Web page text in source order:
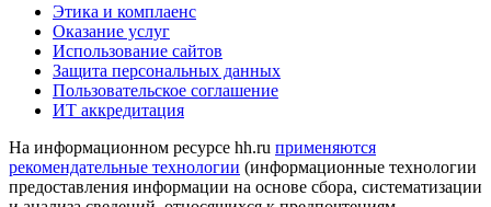
Этика и комплаенс
Оказание услуг
Использование сайтов
Защита персональных данных
Пользовательское соглашение
ИТ аккредитация
На информационном ресурсе hh.ru применяются
рекомендательные технологии (информационные технологии
предоставления информации на основе сбора, систематизации